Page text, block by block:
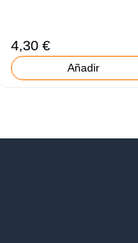
4,30 €
Añadir